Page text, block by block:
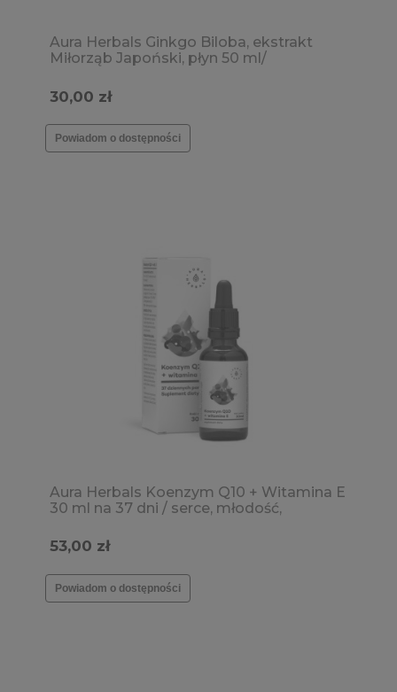
Aura Herbals Ginkgo Biloba, ekstrakt
Miłorząb Japoński, płyn 50 ml/
30,00 zł
Powiadom o dostępności
Aura Herbals Koenzym Q10 + Witamina E
30 ml na 37 dni / serce, młodość,
53,00 zł
Powiadom o dostępności